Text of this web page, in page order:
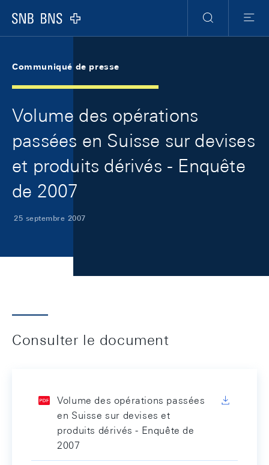
Logo
RechercheMenu
Communiqué de presse
Volume des opérations
passées en Suisse sur devises
et produits dérivés - Enquête
de 2007
25 septembre 2007
Consulter le document
Volume des opérations passées
en Suisse sur devises et
produits dérivés - Enquête de
2007